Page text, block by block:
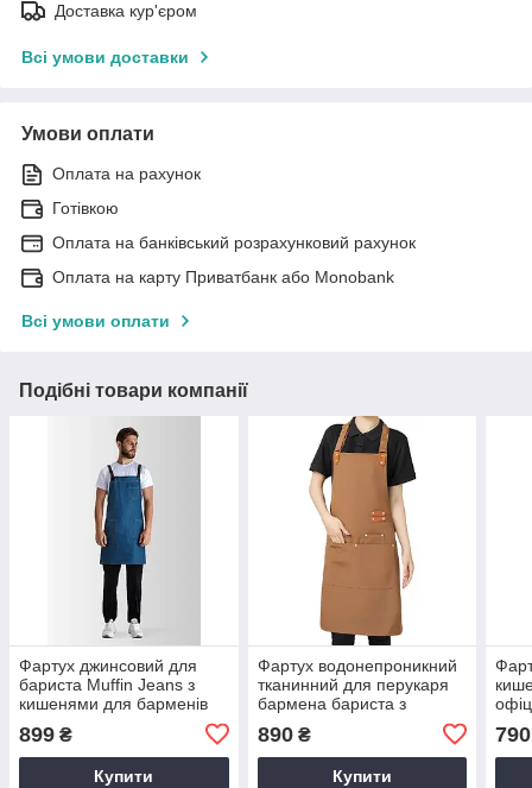
Доставка кур'єром
Всі умови доставки
Умови оплати
Оплата на рахунок
Готівкою
Оплата на банківський розрахунковий рахунок
Оплата на карту Приватбанк або Monobank
Всі умови оплати
Подібні товари компанії
Фартух джинсовий для
бариста Muffin Jeans з
кишенями для барменів
робочий з ременями для
офіціанта
899 ₴
Купити
Фартух водонепроникний
тканинний для перукаря
бармена бариста з
розмір М
890₴
Купити
790